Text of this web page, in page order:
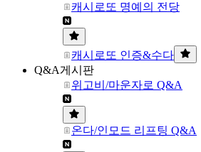
캐시로또 명예의 전당
캐시로또 인증&수다
Q&A게시판
위고비/마운자로 Q&A
온다/인모드 리프팅 Q&A